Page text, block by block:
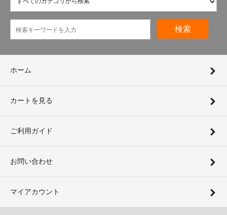
検索
ホーム
カートを見る
ご利用ガイド
お問い合わせ
マイアカウント